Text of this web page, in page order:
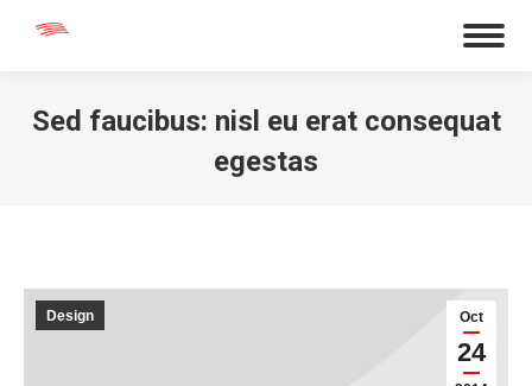
Sed faucibus: nisl eu erat consequat
egestas
Oct
24
Design